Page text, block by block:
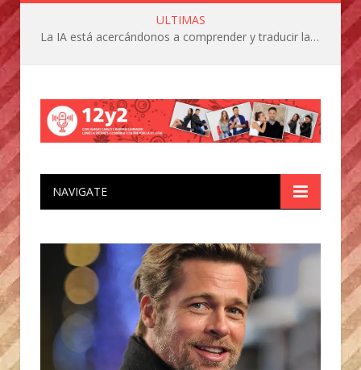
ULTIMAS
La IA está acercándonos a comprender y traducir las vocalizaciones y comportamientos de nuestras mascotas
NAVIGATE